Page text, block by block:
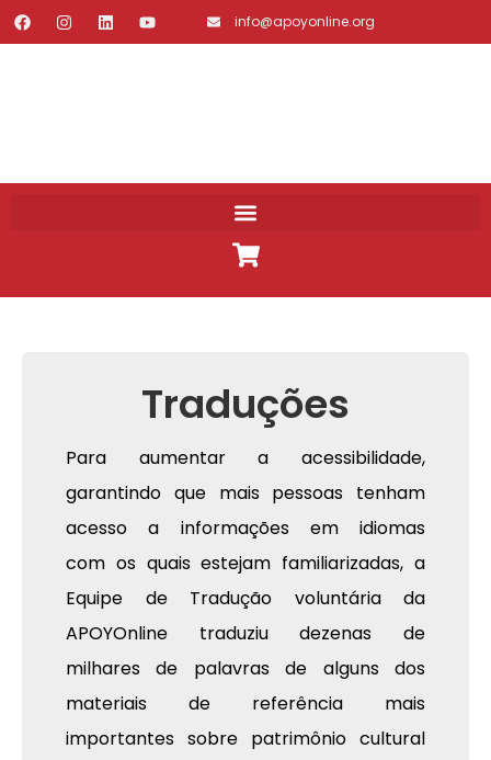
info@apoyonline.org
Traduções
Para aumentar a acessibilidade,
garantindo que mais pessoas tenham
acesso a informações em idiomas
com os quais estejam familiarizadas, a
Equipe de Tradução voluntária da
APOYOnline traduziu dezenas de
milhares de palavras de alguns dos
materiais de referência mais
importantes sobre patrimônio cultural